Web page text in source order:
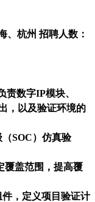
、杭州 招聘人数：
责数字IP模块、
，以及验证环境的
SOC）仿真验
覆盖范围，提高覆
，定义项目验证计